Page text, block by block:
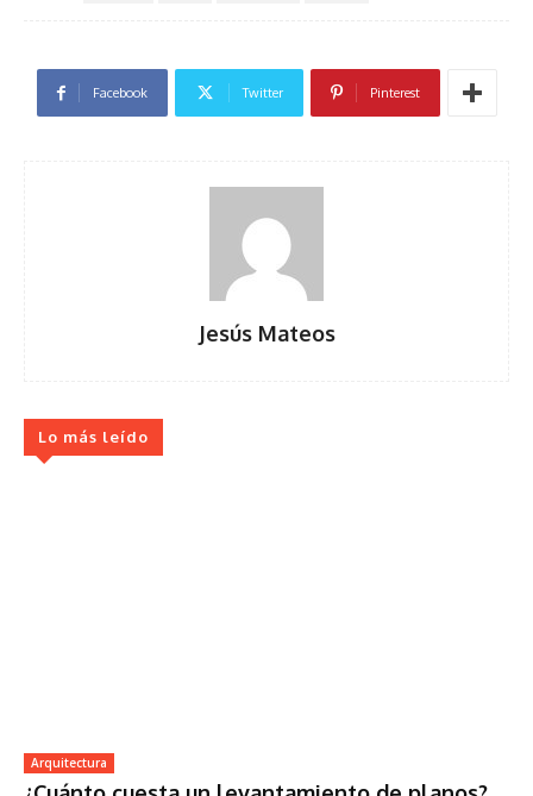
Facebook Twitter Pinterest
Jesús Mateos
Lo más leído
Arquitectura